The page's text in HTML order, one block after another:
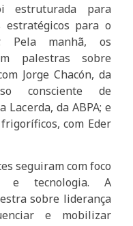
estruturada para
estratégicos para o
Pela manhã, os
palestras sobre
Jorge Chacón, da
consciente de
da ABPA; e
com Eder
seguiram com foco
e tecnologia. A
sobre liderança
e mobilizar